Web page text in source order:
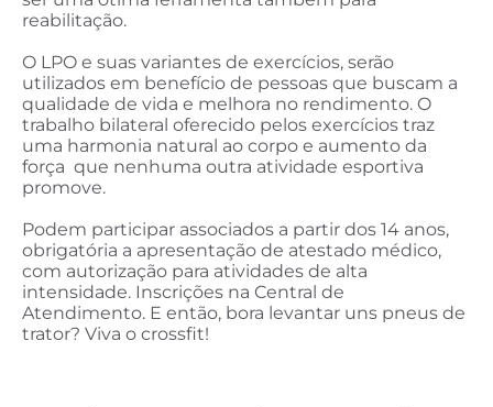
reabilitação.
O LPO e suas variantes de exercícios, serão
utilizados em benefício de pessoas que buscam a
qualidade de vida e melhora no rendimento. O
trabalho bilateral oferecido pelos exercícios traz
uma harmonia natural ao corpo e aumento da
força que nenhuma outra atividade esportiva
promove.
Podem participar associados a partir dos 14 anos,
obrigatória a apresentação de atestado médico,
com autorização para atividades de alta
intensidade. Inscrições na Central de
Atendimento. E então, bora levantar uns pneus de
trator? Viva o crossfit!